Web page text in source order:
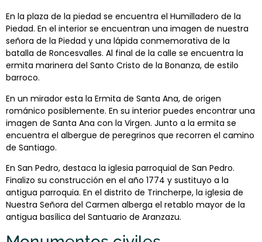
En la plaza de la piedad se encuentra el Humilladero de la
Piedad. En el interior se encuentran una imagen de nuestra
señora de la Piedad y una lápida conmemorativa de la
batalla de Roncesvalles. Al final de la calle se encuentra la
ermita marinera del Santo Cristo de la Bonanza, de estilo
barroco.
En un mirador esta la Ermita de Santa Ana, de origen
románico posiblemente. En su interior puedes encontrar una
imagen de Santa Ana con la Virgen. Junto a la ermita se
encuentra el albergue de peregrinos que recorren el camino
de Santiago.
En San Pedro, destaca la iglesia parroquial de San Pedro.
Finalizo su construcción en el año 1774 y sustituyo a la
antigua parroquia. En el distrito de Trincherpe, la iglesia de
Nuestra Señora del Carmen alberga el retablo mayor de la
antigua basílica del Santuario de Aranzazu.